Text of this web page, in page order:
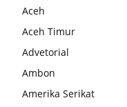
Aceh
Aceh Timur
Advetorial
Ambon
Amerika Serikat